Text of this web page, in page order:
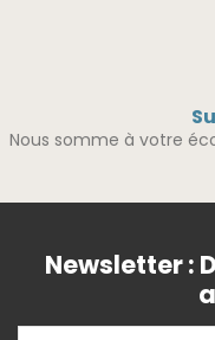
Nous somme à votre
Newsletter :